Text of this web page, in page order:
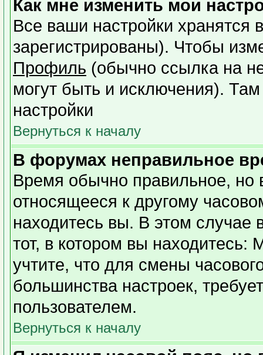
Как мне изменить мои
Все ваши настройки хранятся
зарегистрированы). Чтобы
Профиль (обычно ссылка на
могут быть и исключения).
настройки
Вернуться к началу
В форумах неправильное
Время обычно правильное, но
относящееся к другому
находитесь вы. В этом случае
тот, в котором вы находитесь:
учтите, что для смены
большинства настроек,
пользователем.
Вернуться к началу